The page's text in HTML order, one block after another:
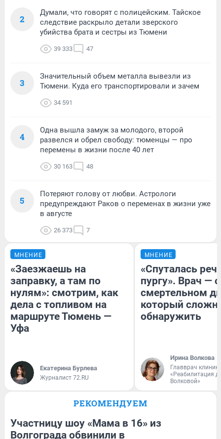
2
Думали, что говорят с полицейским. Тайское
следствие раскрыло детали зверского
убийства брата и сестры из Тюмени
39 333 47
3
Значительный объем металла вывезли из
Тюмени. Куда его транспортировали и зачем
34 591
4
Одна вышла замуж за молодого, второй
развелся и обрел свободу: тюменцы — про
перемены в жизни после 40 лет
30 163 48
5
Потеряют голову от любви. Астрологи
предупреждают Раков о переменах в жизни уже
в августе
26 373 7
МНЕНИЕ
«Заезжаешь на
заправку, а там по
нулям»: смотрим, как
дела с топливом на
маршруте Тюмень —
Уфа
Екатерина Бурлева
Журналист 72.RU
МНЕНИЕ
«Спуталась
пургу». Врач — о
смертельном
который
обнаружить
Ирина Волкова
Главврач
«Реабилитация
Волковой»
РЕКОМЕНДУЕМ
Участницу шоу «Мама в 16» из
Волгограда обвинили в